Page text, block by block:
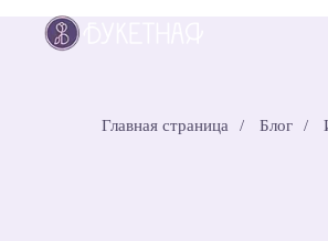
Главная страница / Блог /